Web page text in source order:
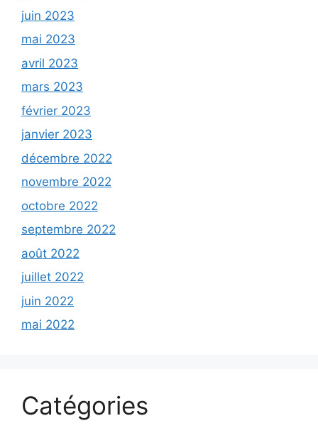
juin 2023
mai 2023
avril 2023
mars 2023
février 2023
janvier 2023
décembre 2022
novembre 2022
octobre 2022
septembre 2022
août 2022
juillet 2022
juin 2022
mai 2022
Catégories